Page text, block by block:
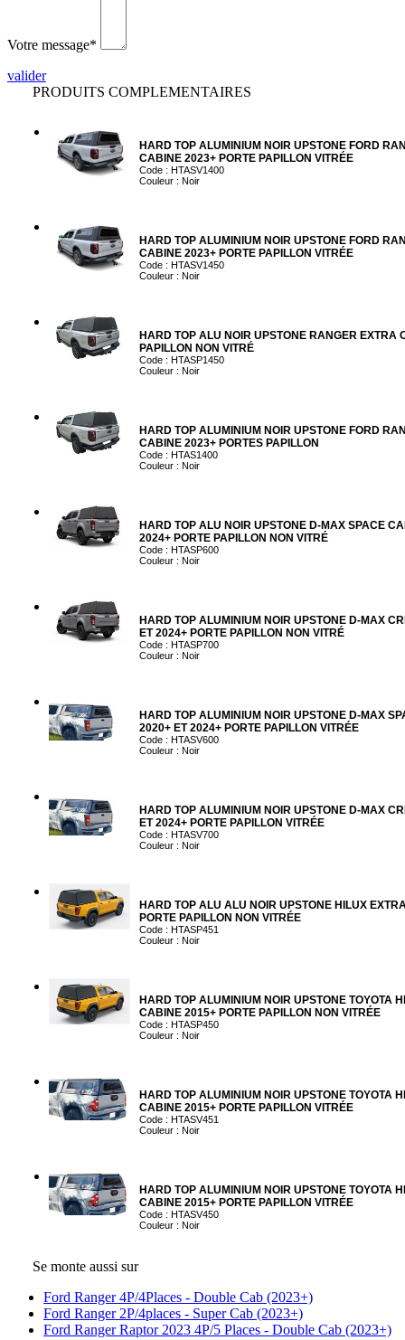
Votre message*
valider
PRODUITS COMPLEMENTAIRES
HARD TOP ALUMINIUM NOIR UPSTONE FORD
CABINE 2023+ PORTE PAPILLON VITRÉE
Code : HTASV1400
Couleur : Noir
HARD TOP ALUMINIUM NOIR UPSTONE FORD
CABINE 2023+ PORTE PAPILLON VITRÉE
Code : HTASV1450
Couleur : Noir
HARD TOP ALU NOIR UPSTONE RANGER EXTRA
PAPILLON NON VITRÉ
Code : HTASP1450
Couleur : Noir
HARD TOP ALUMINIUM NOIR UPSTONE FORD
CABINE 2023+ PORTES PAPILLON
Code : HTAS1400
Couleur : Noir
HARD TOP ALU NOIR UPSTONE D-MAX SPACE
2024+ PORTE PAPILLON NON VITRÉ
Code : HTASP600
Couleur : Noir
HARD TOP ALUMINIUM NOIR UPSTONE D-MAX
ET 2024+ PORTE PAPILLON NON VITRÉ
Code : HTASP700
Couleur : Noir
HARD TOP ALUMINIUM NOIR UPSTONE D-MAX
2020+ ET 2024+ PORTE PAPILLON VITRÉE
Code : HTASV600
Couleur : Noir
HARD TOP ALUMINIUM NOIR UPSTONE D-MAX
ET 2024+ PORTE PAPILLON VITRÉE
Code : HTASV700
Couleur : Noir
HARD TOP ALU ALU NOIR UPSTONE HILUX
PORTE PAPILLON NON VITRÉE
Code : HTASP451
Couleur : Noir
HARD TOP ALUMINIUM NOIR UPSTONE TOYOTA
CABINE 2015+ PORTE PAPILLON NON VITRÉE
Code : HTASP450
Couleur : Noir
HARD TOP ALUMINIUM NOIR UPSTONE TOYOTA
CABINE 2015+ PORTE PAPILLON VITRÉE
Code : HTASV451
Couleur : Noir
HARD TOP ALUMINIUM NOIR UPSTONE TOYOTA
CABINE 2015+ PORTE PAPILLON VITRÉE
Code : HTASV450
Couleur : Noir
Se monte aussi sur
Ford Ranger 4P/4Places - Double Cab (2023+)
Ford Ranger 2P/4places - Super Cab (2023+)
Ford Ranger Raptor 2023 4P/5 Places - Double Cab (2023+)